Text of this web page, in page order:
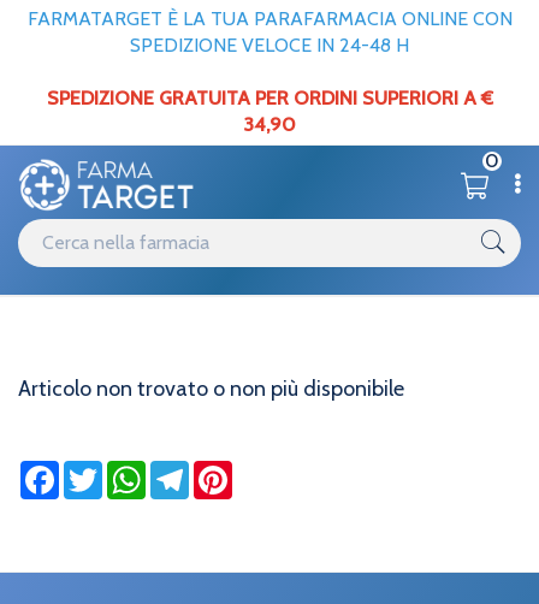
FARMATARGET È LA TUA PARAFARMACIA ONLINE CON
SPEDIZIONE VELOCE IN 24-48 H
SPEDIZIONE GRATUITA PER ORDINI SUPERIORI A €
34,90
0
Articolo non trovato o non più disponibile
Facebook
TwitterWhatsApp
Telegram